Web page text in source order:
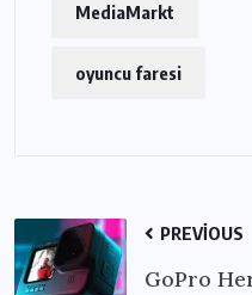
MediaMarkt
oyuncu faresi
PREVIOUS
GoPro